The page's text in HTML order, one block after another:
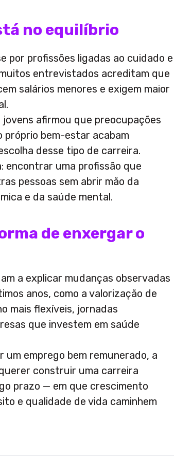
no equilíbrio
por profissões ligadas ao cuidado e
entrevistados acreditam que
salários menores e exigem maior
jovens afirmou que preocupações
próprio bem-estar acabam
desse tipo de carreira.
encontrar uma profissão que
pessoas sem abrir mão da
e da saúde mental.
de enxergar o
a explicar mudanças observadas
anos, como a valorização de
mais flexíveis, jornadas
que investem em saúde
um emprego bem remunerado, a
construir uma carreira
prazo — em que crescimento
e qualidade de vida caminhem